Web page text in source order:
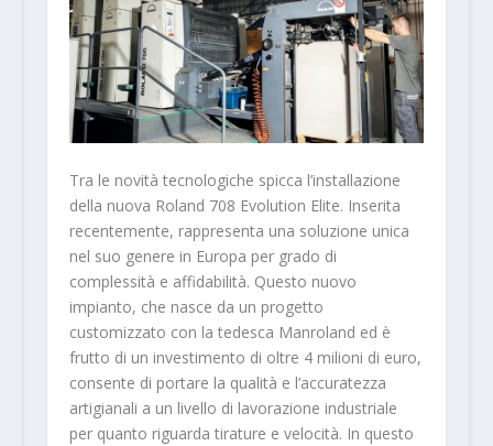
Tra le novità tecnologiche spicca l’installazione
della nuova Roland 708 Evolution Elite. Inserita
recentemente, rappresenta una soluzione unica
nel suo genere in Europa per grado di
complessità e affidabilità. Questo nuovo
impianto, che nasce da un progetto
customizzato con la tedesca Manroland ed è
frutto di un investimento di oltre 4 milioni di euro,
consente di portare la qualità e l’accuratezza
artigianali a un livello di lavorazione industriale
per quanto riguarda tirature e velocità. In questo